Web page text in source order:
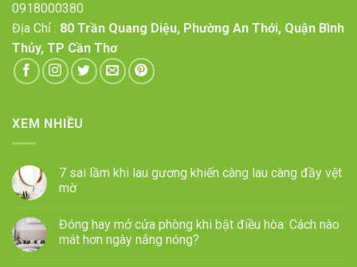
0918000380
Địa Chỉ : 80 Trần Quang Diệu, Phường An Thới, Quận Bình
Thủy, TP Cần Thơ
XEM NHIỀU
7 sai lầm khi lau gương khiến càng lau càng đầy vệt
mờ
Đóng hay mở cửa phòng khi bật điều hòa: Cách nào
mát hơn ngày nắng nóng?